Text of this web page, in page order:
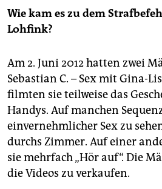
Wie kam es zu dem
Lohfink?
Am 2. Juni 2012 hatten zwei
Sebastian C. – Sex mit Gina-
filmten sie teilweise das
Handys. Auf manchen
einvernehmlicher Sex zu
durchs Zimmer. Auf einer
sie mehrfach „Hör auf“. Die
die Videos zu verkaufen.